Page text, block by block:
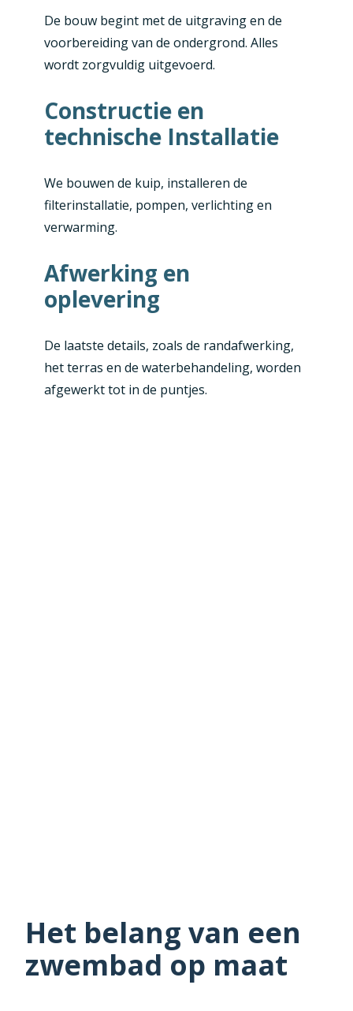
De bouw begint met de uitgraving en de
voorbereiding van de ondergrond. Alles
wordt zorgvuldig uitgevoerd.
Constructie en
technische Installatie
We bouwen de kuip, installeren de
filterinstallatie, pompen, verlichting en
verwarming.
Afwerking en
oplevering
De laatste details, zoals de randafwerking,
het terras en de waterbehandeling, worden
afgewerkt tot in de puntjes.
Het belang van een
zwembad op maat